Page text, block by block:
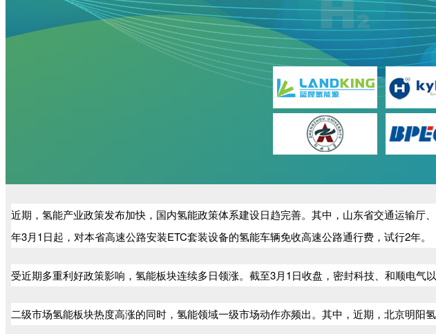
近期，氢能产业政策发布加快，国内氢能政策体系建设日趋完善。其中，山东省交通运输
年3月1日起，对本省高速公路安装ETC套装设备的氢能车辆免收高速公路通行费，试行2年。
受近期多重利好政策影响，氢能板块连续多日领涨。截至3月1日收盘，密封科技、和顺电气
二级市场氢能板块热度高涨的同时，氢能领域一级市场动作亦频出。其中，近期，北京明阳